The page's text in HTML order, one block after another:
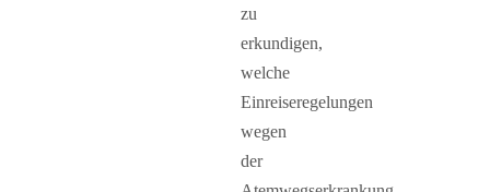
zu
erkundigen,
welche
Einreiseregelungen
wegen
der